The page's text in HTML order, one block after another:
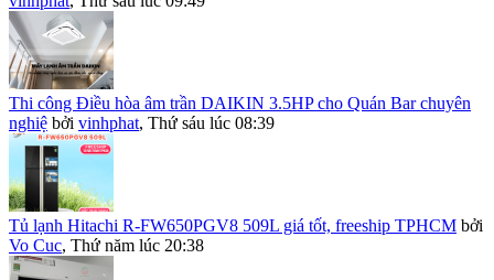
Thi công Điều hòa âm trần DAIKIN 3.5HP cho Quán Bar chuyên
nghiệ bởi vinhphat, Thứ sáu lúc 08:39
Tủ lạnh Hitachi R-FW650PGV8 509L giá tốt, freeship TPHCM bởi
Vo Cuc, Thứ năm lúc 20:38